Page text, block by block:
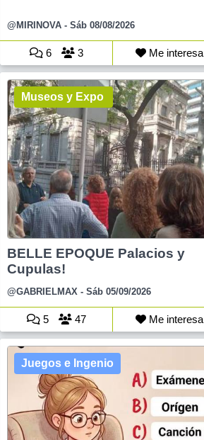
@MIRINOVA - Sáb 08/08/2026
6 3 Me interesa
Museos y Expo
BELLE EPOQUE Palacios y
Cupulas!
@GABRIELMAX - Sáb 05/09/2026
5 47 Me interesa
Juegos e Ingenio